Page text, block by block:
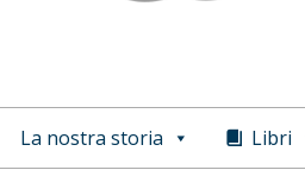
Editoriale
Scientifica
La nostra storia Libri